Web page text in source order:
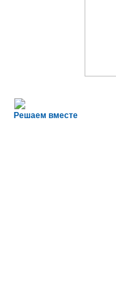
Решаем вместе